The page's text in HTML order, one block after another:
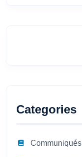
Categories
Communiqués